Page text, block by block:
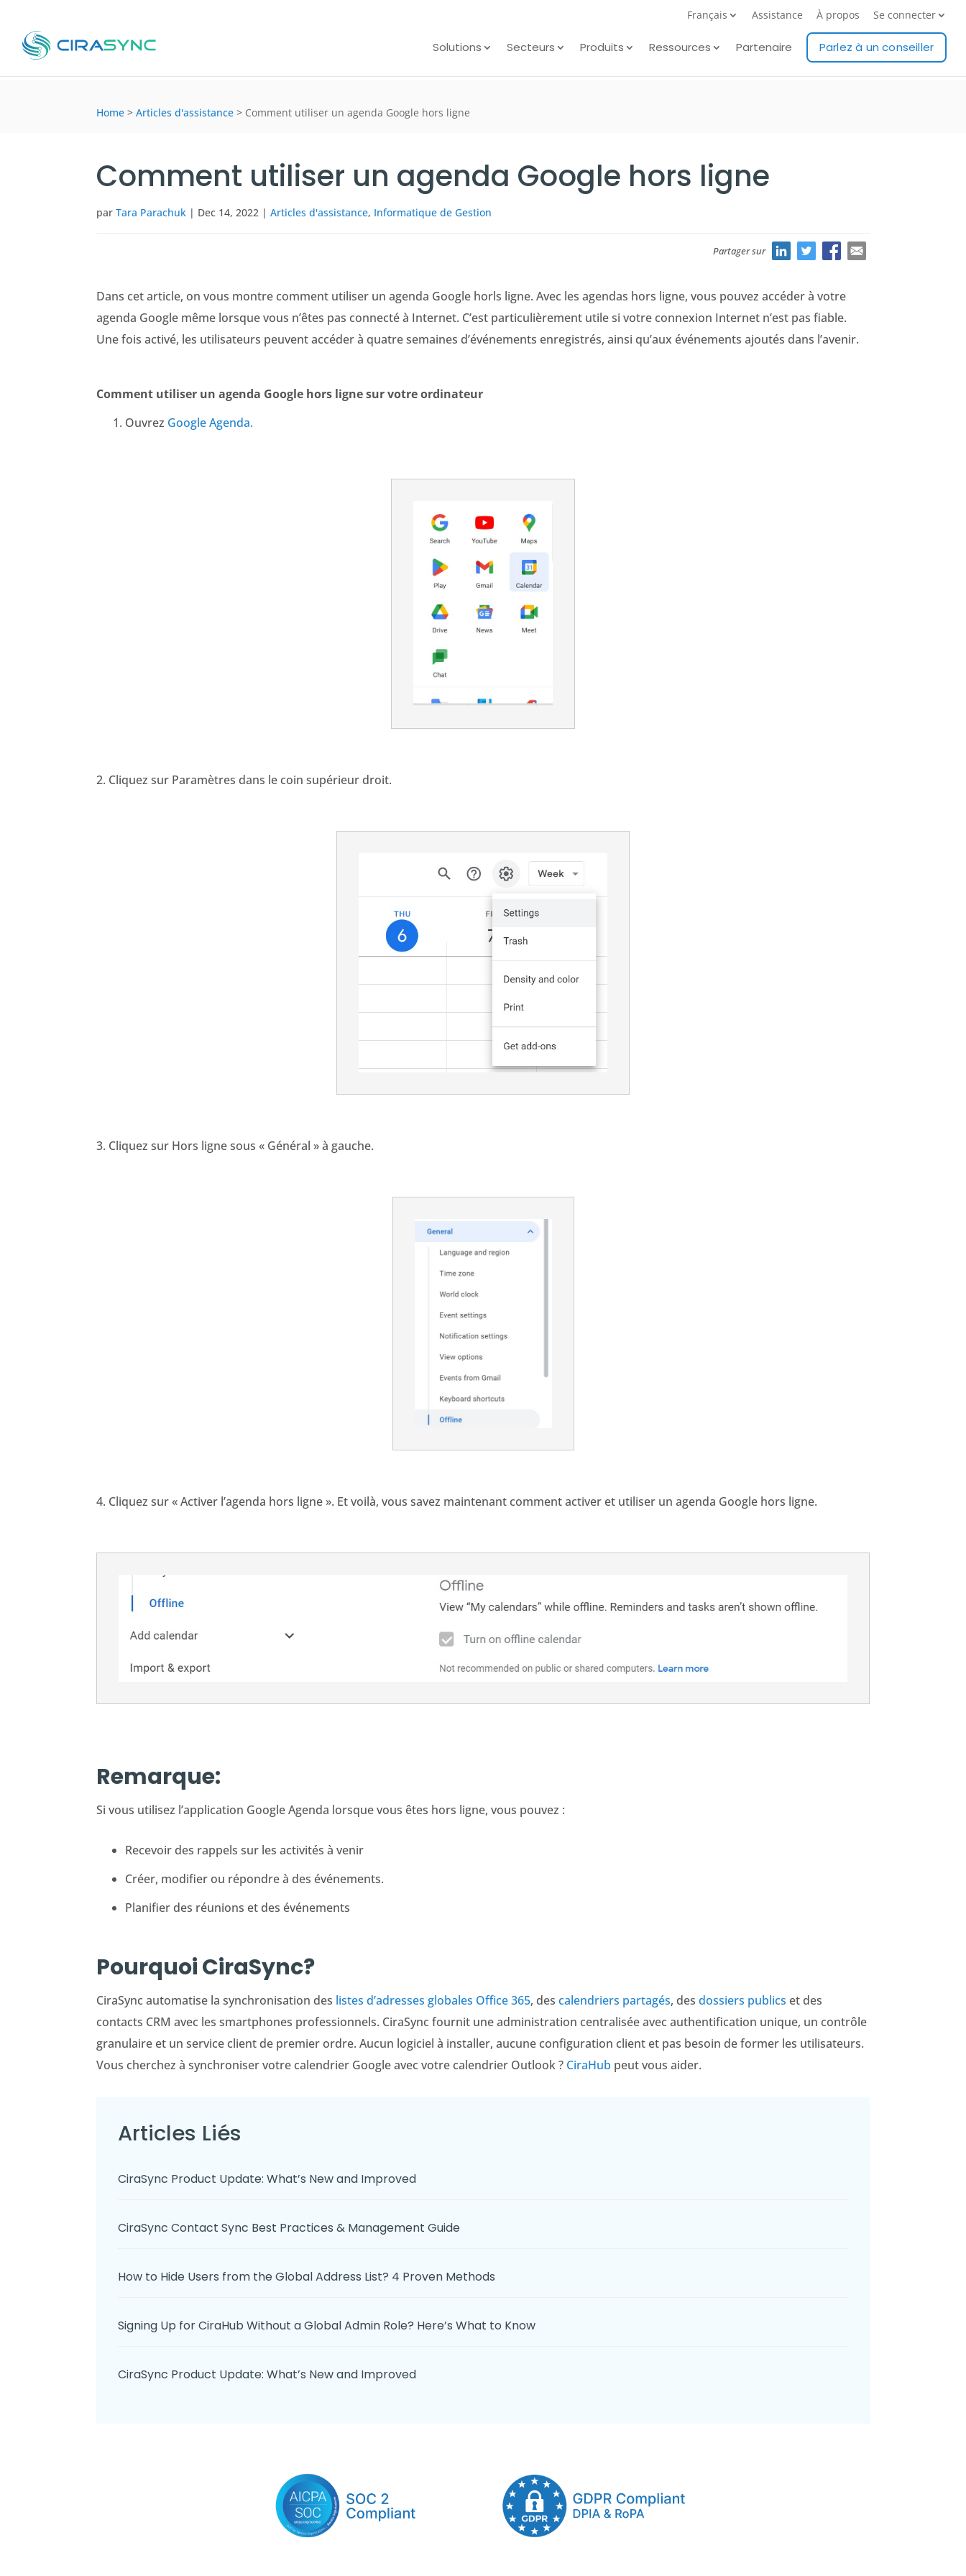
Français Assistance À propos Se connecter
Solutions Secteurs Produits Ressources Partenaire Parlez à un conseiller
Home > Articles d'assistance > Comment utiliser un agenda Google hors ligne
Comment utiliser un agenda Google hors ligne
parTara Parachuk | Dec 14, 2022 |Articles d'assistance, Informatique de Gestion
Partager sur
Dans cet article, on vous montre comment utiliser un agenda Google horls ligne. Avec les agendas hors ligne, vous pouvez accéder à votre
agenda Google même lorsque vous n’êtes pas connecté à Internet. C’est particulièrement utile si votre connexion Internet n’est pas fiable.
Une fois activé, les utilisateurs peuvent accéder à quatre semaines d’événements enregistrés, ainsi qu’aux événements ajoutés dans l’avenir.
Comment utiliser un agenda Google hors ligne sur votre ordinateur
Ouvrez Google Agenda.
2. Cliquez sur Paramètres dans le coin supérieur droit.
3. Cliquez sur Hors ligne sous « Général » à gauche.
4. Cliquez sur « Activer l’agenda hors ligne ». Et voilà, vous savez maintenant comment activer et utiliser un agenda Google hors ligne.
Remarque:
Si vous utilisez l’application Google Agenda lorsque vous êtes hors ligne, vous pouvez :
Recevoir des rappels sur les activités à venir
Créer, modifier ou répondre à des événements.
Planifier des réunions et des événements
Pourquoi CiraSync?
CiraSync automatise la synchronisation des listes d’adresses globales Office 365, descalendriers partagés, desdossiers publics et des
contacts CRM avec les smartphones professionnels. CiraSync fournit une administration centralisée avec authentification unique, un contrôle
granulaire et un service client de premier ordre. Aucun logiciel à installer, aucune configuration client et pas besoin de former les utilisateurs.
Vous cherchez à synchroniser votre calendrier Google avec votre calendrier Outlook ? CiraHub peut vous aider.
Articles Liés
CiraSync Product Update: What’s New and Improved
CiraSync Contact Sync Best Practices & Management Guide
How to Hide Users from the Global Address List? 4 Proven Methods
Signing Up for CiraHub Without a Global Admin Role? Here’s What to Know
CiraSync Product Update: What’s New and Improved